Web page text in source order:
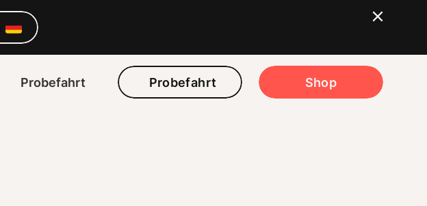
Probefahrt Probefahrt Shop